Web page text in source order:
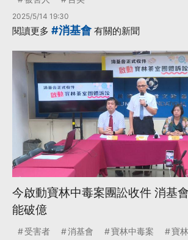
2025/5/14 19:30
閱讀更多 #消基會 有關的新聞
今啟動寶林中毒案團訟收件 消基
能破億
受害者 消基會 寶林中毒案
寶